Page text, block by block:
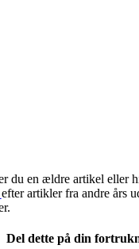
du en ældre artikel eller
efter artikler fra andre års
Del dette på din